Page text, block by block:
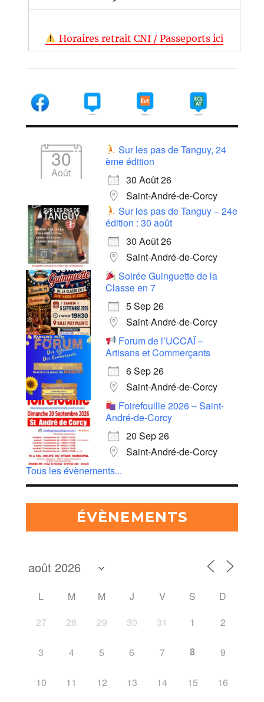
Horaires retrait CNI / Passeports ici
30
Août
Sur les pas de Tanguy, 24
ème édition
30 Août 26
Saint-André-de-Corcy
Sur les pas de Tanguy – 24e
édition : 30 août
30 Août 26
Saint-André-de-Corcy
Soirée Guinguette de la
Classe en 7
5 Sep 26
Saint-André-de-Corcy
Forum de l’UCCAÏ –
Artisans et Commerçants
6 Sep 26
Saint-André-de-Corcy
Foirefouille 2026 – Saint-
André-de-Corcy
20 Sep 26
Saint-André-de-Corcy
Tous les évènements...
ÉVÈNEMENTS
L M M J V S
D
27
28 29 30 31 1 2
3 4 5 6 7 8 9
10 11 12 13 14 15 16